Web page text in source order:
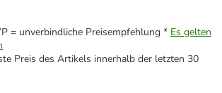
= unverbindliche Preisempfehlung * Es gelten
Preis des Artikels innerhalb der letzten 30